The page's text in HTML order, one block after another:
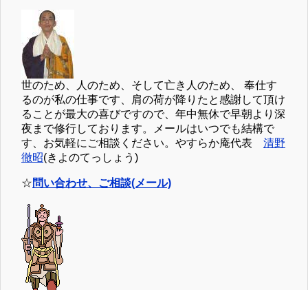
世のため、人のため、そして亡き人のため、 奉仕す
るのが私の仕事です、肩の荷が降りたと感謝して頂け
ることが最大の喜びですので、年中無休で早朝より深
夜まで修行しております。メールはいつでも結構で
す、お気軽にご相談ください。やすらか庵代表 清野
徹昭(きよのてっしょう)
☆問い合わせ、ご相談(メール)